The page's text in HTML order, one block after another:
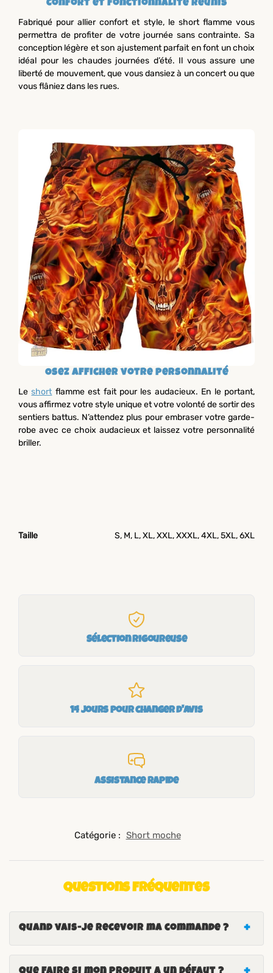
Confort et fonctionnalité réunis
Fabriqué pour allier confort et style, le short flamme vous
permettra de profiter de votre journée sans contrainte. Sa
conception légère et son ajustement parfait en font un choix
idéal pour les chaudes journées d’été. Il vous assure une
liberté de mouvement, que vous dansiez à un concert ou que
vous flâniez dans les rues.
Osez afficher votre personnalité
Leshortflamme est fait pour les audacieux. En le portant,
vous affirmez votre style unique et votre volonté de sortir des
sentiers battus. N’attendez plus pour embraser votre garde-
robe avec ce choix audacieux et laissez votre personnalité
briller.
Taille S, M, L, XL, XXL, XXXL, 4XL, 5XL, 6XL
Sélection rigoureuse
14 jours pour changer d'avis
Assistance rapide
Catégorie : Short moche
Questions fréquentes
Quand vais-je recevoir ma commande ?